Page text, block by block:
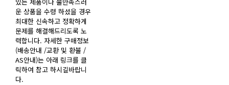
운 상품을 수령 하셨을 경우
최대한 신속하고 정확하게
문제를 해결해드리도록 노
력합니다. 자세한 구매정보
(배송안내 /교환 및 환불 /
AS안내)는 아래 링크를 클
릭하여 참고 하시길바랍니
다.